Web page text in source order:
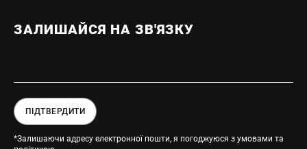
ЗАЛИШАЙСЯ НА ЗВ'ЯЗКУ
ПІДТВЕРДИТИ
*Залишаючи адресу електронної пошти, я погоджуюся з умовами та